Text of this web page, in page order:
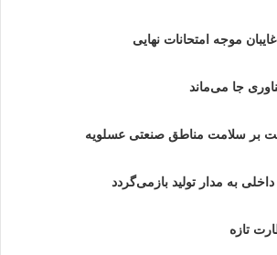
موجه امتحانات نهایی
جا می‌ماند
بر سلامت مناطق صنعتی عسلویه
به مدار تولید بازمی‌گردد
تازه